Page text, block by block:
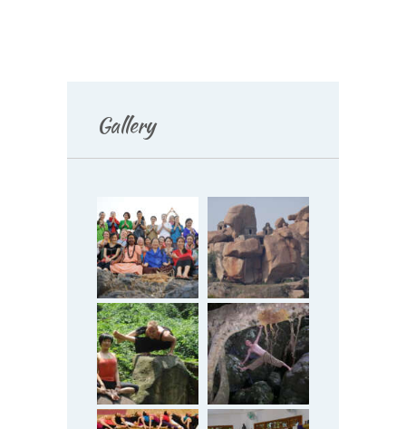
Gallery